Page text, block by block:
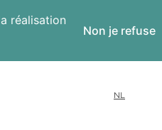
réalisation
Non je refuse
NL